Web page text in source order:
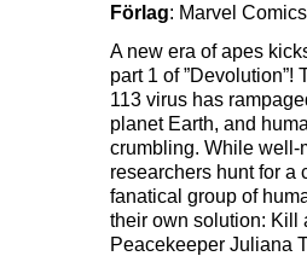
Förlag: Marvel Comics
A new era of apes
part 1 of ”Devolution”!
113 virus has
planet Earth, and
crumbling. While well-
researchers hunt for a
fanatical group of
their own solution: Kill
Peacekeeper Juliana